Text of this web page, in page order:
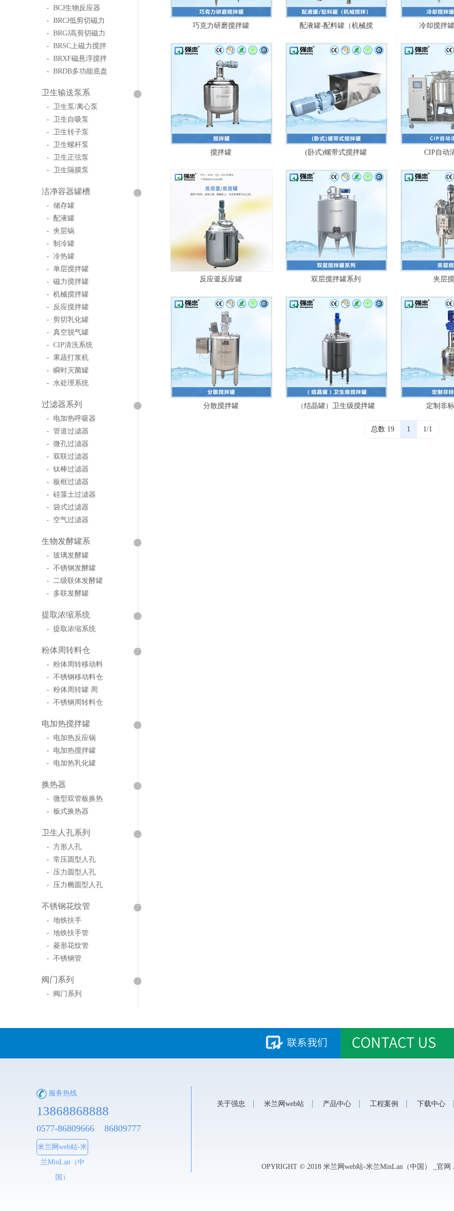
- BCJ生物反应器
- BRCJ低剪切磁力
- BRGJ高剪切磁力
- BRSC上磁力搅拌
- BRXF磁悬浮搅拌
- BRDB多功能底盘
卫生输送泵系
- 卫生泵/离心泵
- 卫生自吸泵
- 卫生转子泵
- 卫生螺杆泵
- 卫生正弦泵
- 卫生隔膜泵
洁净容器罐槽
- 储存罐
- 配液罐
- 夹层锅
- 制冷罐
- 冷热罐
- 单层搅拌罐
- 磁力搅拌罐
- 机械搅拌罐
- 反应搅拌罐
- 剪切乳化罐
- 真空脱气罐
- CIP清洗系统
- 果蔬打浆机
- 瞬时灭菌罐
- 水处理系统
过滤器系列
- 电加热呼吸器
- 管道过滤器
- 微孔过滤器
- 双联过滤器
- 钛棒过滤器
- 板框过滤器
- 硅藻土过滤器
- 袋式过滤器
- 空气过滤器
生物发酵罐系
- 玻璃发酵罐
- 不锈钢发酵罐
- 二级联体发酵罐
- 多联发酵罐
提取浓缩系统
- 提取浓缩系统
粉体周转料仓
- 粉体周转移动料
- 不锈钢移动料仓
- 粉体周转罐 周
- 不锈钢周转料仓
电加热搅拌罐
- 电加热反应锅
- 电加热搅拌罐
- 电加热乳化罐
换热器
- 微型双管板换热
- 板式换热器
卫生人孔系列
- 方形人孔
- 常压圆型人孔
- 压力圆型人孔
- 压力椭圆型人孔
不锈钢花纹管
- 地铁扶手
- 地铁扶手管
- 菱形花纹管
- 不锈钢管
阀门系列
- 阀门系列
巧克力研磨搅拌罐 配液罐-配料罐（机械搅 冷却搅拌
搅拌罐 (卧式)螺带式搅拌罐 CIP自动
反应釜反应罐 双层搅拌罐系列 夹层
分散搅拌罐 （结晶罐）卫生级搅拌罐 定制非
总数 19 1 1/1
服务热线
13868868888
0577-86809666 86809777
米兰网web站-米
兰MinLan（中
国）
关于强忠 米兰网web站 产品中心 工程案例 下载中心
OPYRIGHT © 2018 米兰网web站-米兰MinLan（中国） _官网